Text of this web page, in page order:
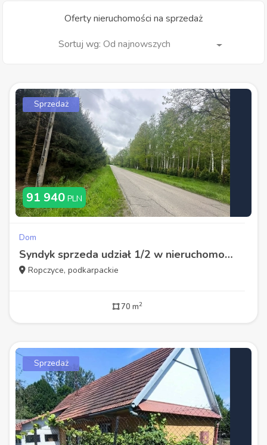
Oferty nieruchomości na sprzedaż
Sortuj wg: Od najnowszych
Sprzedaż
91 940 PLN
Dom
Syndyk sprzeda udział 1/2 w nieruchomości gruntowej
Ropczyce, podkarpackie
70 m2
Sprzedaż